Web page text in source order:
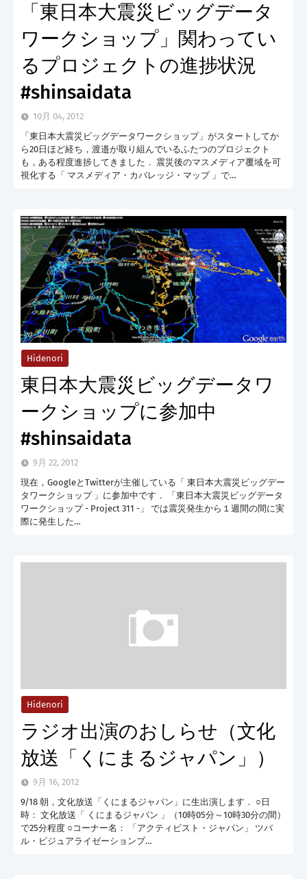
「東日本大震災ビッグデータ
ワークショップ」関わってい
るプロジェクトの進捗状況
#shinsaidata
10月 04, 2012
「東日本大震災ビッグデータワークショップ」がスタートしてか
ら20日ほど経ち，渡邉が取り組んでいるふたつのプロジェクト
も，ある程度進捗してきました． 震災後のマスメディア覆域を可
視化する「 マスメディア・カバレッジ・マップ 」で…
Hidenori
東日本大震災ビッグデータワ
ークショップに参加中
#shinsaidata
9月 22, 2012
現在，GoogleとTwitterが主催している「 東日本大震災ビッグデー
タワークショップ 」に参加中です． 「東日本大震災ビッグデータ
ワークショップ - Project 311 -」 では震災発生から１週間の間に実
際に発生した…
Hidenori
ラジオ出演のおしらせ（文化
放送「くにまるジャパン」）
9月 16, 2012
9/18 朝，文化放送「くにまるジャパン」に生出演します． ○日
時： 文化放送「 くにまるジャパン 」（10時05分～10時30分の間）
で25分程度 ○コーナー名： 「アクティビスト・ジャパン」 ツバ
ル・ビジュアライゼーションプ…